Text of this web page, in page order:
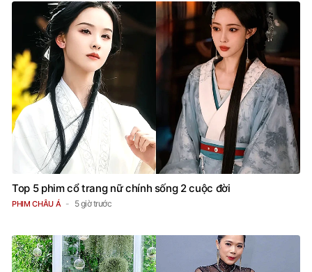
Top 5 phim cổ trang nữ chính sống 2 cuộc đời
PHIM CHÂU Á 5 giờ trước